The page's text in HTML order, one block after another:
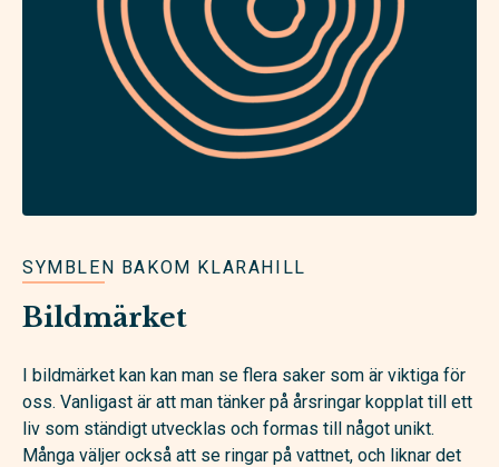
SYMBLEN BAKOM KLARAHILL
Bildmärket
I bildmärket kan kan man se flera saker som är viktiga för
oss. Vanligast är att man tänker på årsringar kopplat till ett
liv som ständigt utvecklas och formas till något unikt.
Många väljer också att se ringar på vattnet, och liknar det